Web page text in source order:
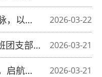
2026-03-22
以心护
2026-03-21
团支部召
2026-03-21
航学术